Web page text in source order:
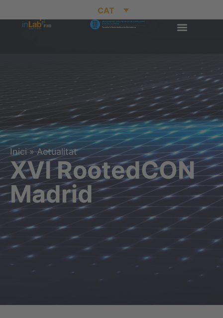
CAT
Inici »Actualitat
XVI RootedCON
Madrid